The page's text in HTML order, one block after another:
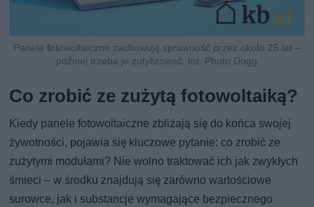
Panele fotowoltaiczne zachowują sprawność przez około 25 lat –
później trzeba je zutylizować, fot. Photo Dogg
Co zrobić ze zużytą fotowoltaiką?
Kiedy panele fotowoltaiczne zbliżają się do końca swojej
żywotności, pojawia się kluczowe pytanie: co zrobić ze
zużytymi modułami? Nie wolno traktować ich jak zwykłych
śmieci – w środku znajdują się zarówno wartościowe
surowce, jak i substancje wymagające bezpiecznego